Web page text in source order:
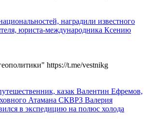
наградили известного
юриста-международника Ксению
https://t.me/vestnikg
казак Валентин Ефремов,
Атамана СКВРЗ Валерия
в экспедицию на полюс холода